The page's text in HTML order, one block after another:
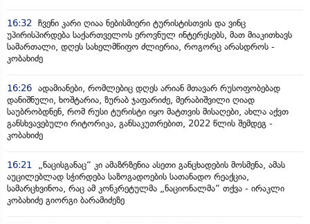
16:32 ჩვენი კარი ღიაა ნებისმიერი ტურისტისთვის და ვინც
უპირისპირდება საქართველოს ეროვნულ ინტერესებს, მათ მიაკითხავს
სამართალი, დღეს სახელმწიფო ძლიერია, როგორც არასდროს -
კობახიძე
16:26 ადამიანები, რომლებიც დღეს არიან მთავარ რუსოფობებად
დანიშნული, ხოშტარია, ზურაბ ჯაფარიძე, მერაბიშვილი ღიად
საუბრობდნენ, რომ რუსი ტურისტი იყო მატთვის მისაღები, ახლა აქვთ
განსხვავებული რიტორიკა, განსაკუთრებით, 2022 წლის შემდეგ -
კობახიძე
16:21
„ნაცისგანაც“ კი ამაზრზენია ასეთი განცხადების მოსმენა, ამას
აუცილებლად სჭირდება საზოგადოების სათანადო რეაქცია,
სამარცხვინოა, რაც ამ კონკრეტულმა „ნაციონალმა“ თქვა - ირაკლი
კობახიძე გიორგი ბარამიძეზე